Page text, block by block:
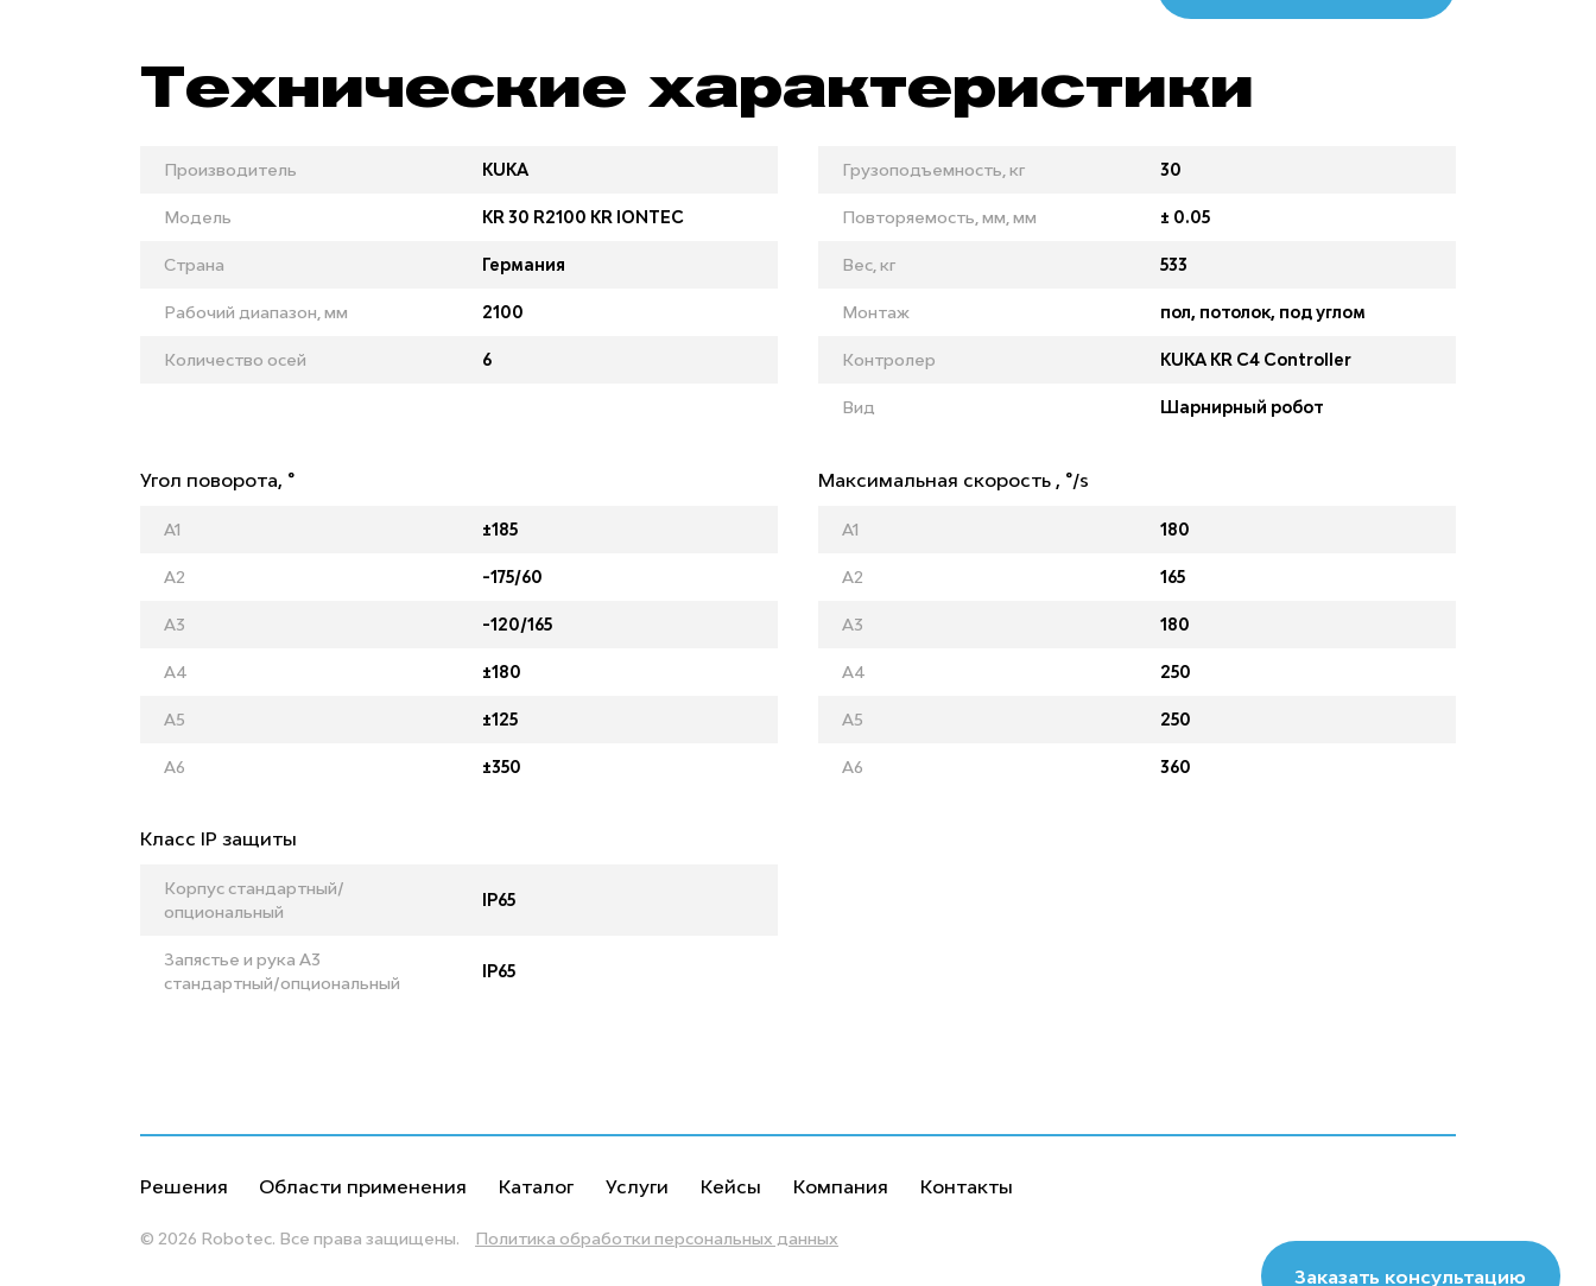
Технические характеристики
Производитель KUKA
Модель KR 30 R2100 KR IONTEC
Страна Германия
Рабочий диапазон, мм 2100
Количество осей 6
Грузоподъемность, кг 30
Повторяемость, мм, мм ± 0.05
Вес, кг 533
Монтаж пол, потолок, под углом
Контролер KUKA KR C4 Controller
Вид Шарнирный робот
Угол поворота, °
A1 ±185
A2 -175/60
A3 -120/165
A4 ±180
A5 ±125
A6 ±350
Максимальная скорость , °/s
A1 180
A2 165
A3 180
A4 250
A5 250
A6 360
Класс IP защиты
Корпус стандартный/
опциональный
IP65
Запястье и рука A3
стандартный/опциональный
IP65
Решения Области применения Каталог Услуги Кейсы Компания Контакты
© 2026 Robotec. Все права защищены. Политика обработки персональных данных
Заказать консультацию